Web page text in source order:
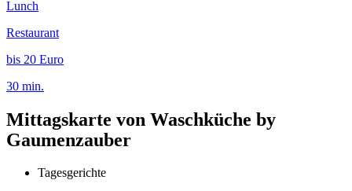
Lunch
Restaurant
bis 20 Euro
30 min.
Mittagskarte von Waschküche by
Gaumenzauber
Tagesgerichte